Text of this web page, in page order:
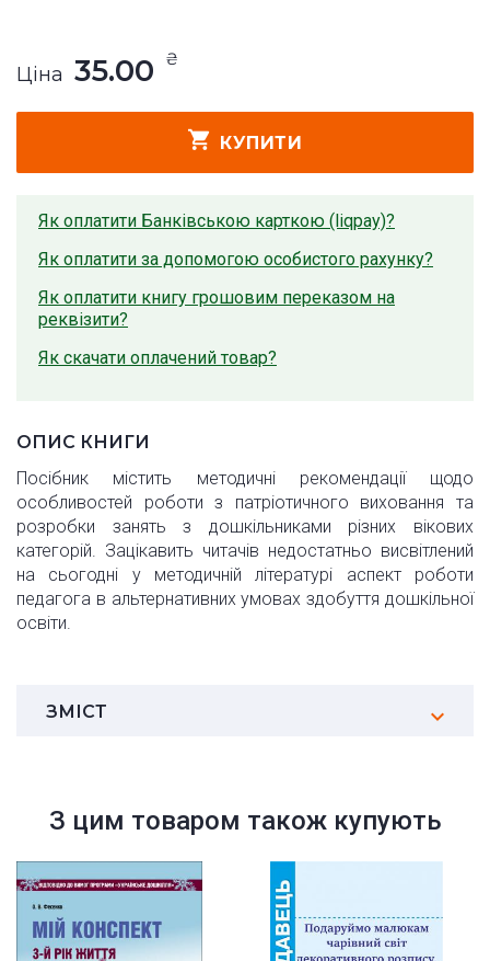
Ціна 35.00 ₴
КУПИТИ
Як оплатити Банківською карткою (liqpay)?
Як оплатити за допомогою особистого рахунку?
Як оплатити книгу грошовим переказом на
реквізити?
Як скачати оплачений товар?
ОПИС КНИГИ
Посібник містить методичні рекомендації щодо
особливостей роботи з патріотичного виховання та
розробки занять з дошкільниками різних вікових
категорій. Зацікавить читачів недостатньо висвітлений
на сьогодні у методичній літературі аспект роботи
педагога в альтернативних умовах здобуття дошкільної
освіти.
ЗМІСТ
З цим товаром також купують